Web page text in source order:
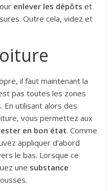
enlever les dépôts et
Outre cela, videz et
il faut maintenant la
pas toutes les zones
utilisant alors des
vous permettez aux
en bon état. Comme
appliquer d’abord
le bas. Lorsque ce
une substance